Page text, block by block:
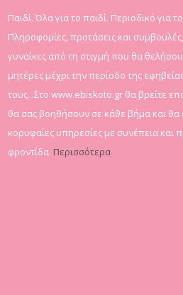
Παιδί. Όλα για το παιδί. Περιοδικό για
Πληροφορίες, προτάσεις και συμβουλές,
γυναίκες από τη στιγμή που θα
μητέρες μέχρι την περίοδο της
τους...Στο www.ebiskoto.gr θα βρείτε
θα σας βοηθήσουν σε κάθε βήμα και
κορυφαίες υπηρεσίες με συνέπεια και
φροντίδα. Περισσότερα